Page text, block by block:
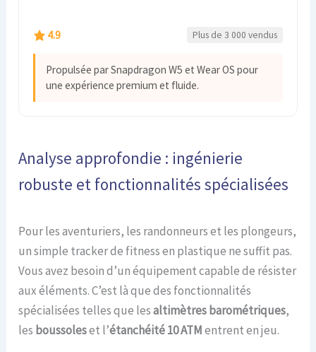
4.9 Plus de 3 000 vendus
Propulsée par Snapdragon W5 et Wear OS pour
une expérience premium et fluide.
Analyse approfondie : ingénierie
robuste et fonctionnalités spécialisées
Pour les aventuriers, les randonneurs et les plongeurs,
un simple tracker de fitness en plastique ne suffit pas.
Vous avez besoin d’un équipement capable de résister
aux éléments. C’est là que des fonctionnalités
spécialisées telles que lesaltimètres barométriques,
les boussoleset l’étanchéité 10 ATMentrent en jeu.